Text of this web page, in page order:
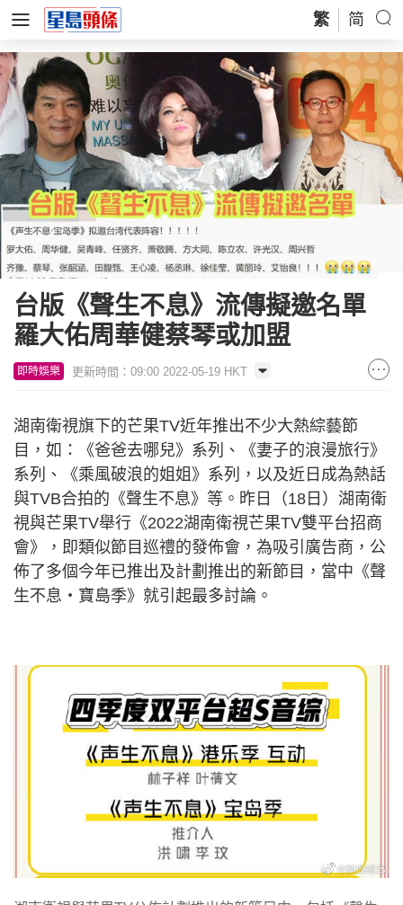
繁 简
台版《聲生不息》流傳擬邀名單
羅大佑周華健蔡琴或加盟
即時娛樂 更新時間：09:00 2022-05-19 HKT
湖南衛視旗下的芒果TV近年推出不少大熱綜藝節
目，如：《爸爸去哪兒》系列、《妻子的浪漫旅行》
系列、《乘風破浪的姐姐》系列，以及近日成為熱話
與TVB合拍的《聲生不息》等。昨日（18日）湖南衛
視與芒果TV舉行《2022湖南衛視芒果TV雙平台招商
會》，即類似節目巡禮的發佈會，為吸引廣告商，公
佈了多個今年已推出及計劃推出的新節目，當中《聲
生不息‧寶島季》就引起最多討論。